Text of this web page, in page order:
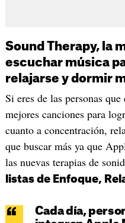
Sound Therapy, la
escuchar música
relajarse y dormir
Si eres de las personas
mejores canciones para
cuanto a concentración,
que buscar más ya que
las nuevas terapias de
listas de Enfoque,
Cada día,